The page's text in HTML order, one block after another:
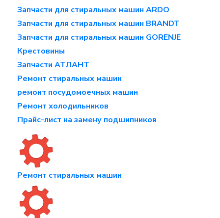
Запчасти для стиральных машин ARDO
Запчасти для стиральных машин BRANDT
Запчасти для стиральных машин GORENJE
Крестовины
Запчасти АТЛАНТ
Ремонт стиральных машин
ремонт посудомоечных машин
Ремонт холодильников
Прайс-лист на замену подшипников
Ремонт стиральных машин